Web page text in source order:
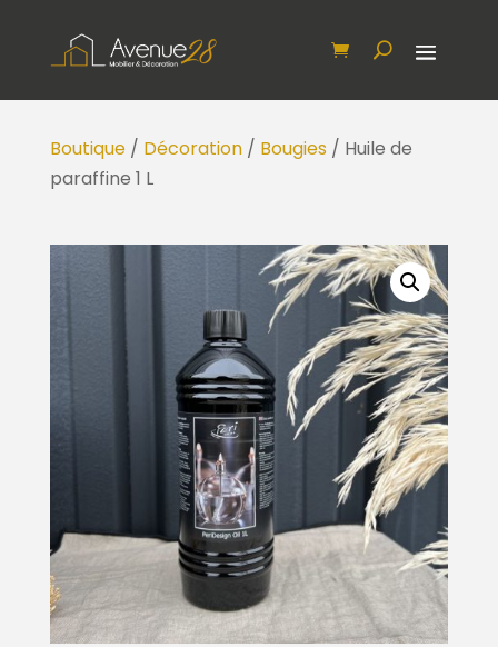
Boutique/ Décoration/ Bougies/ Huile de
paraffine 1 L